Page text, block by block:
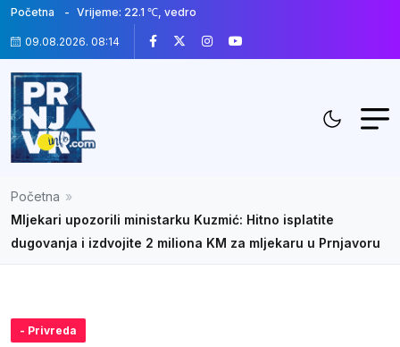
Početna Vrijeme: 22.1 ℃, vedro
09.08.2026. 08:14
Početna »
Mljekari upozorili ministarku Kuzmić: Hitno isplatite
dugovanja i izdvojite 2 miliona KM za mljekaru u Prnjavoru
- Privreda